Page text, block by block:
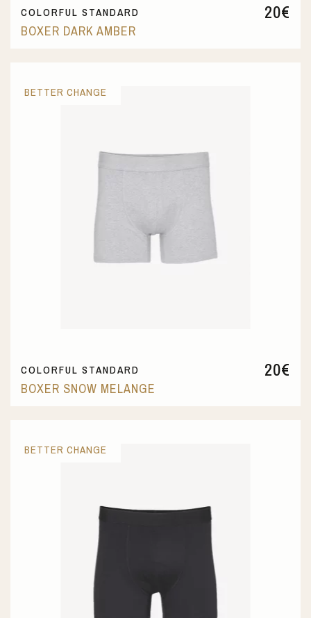
20€
COLORFUL STANDARD
BOXER DARK AMBER
20€
COLORFUL STANDARD
BOXER SNOW MELANGE
BETTER CHANGE
BETTER CHANGE